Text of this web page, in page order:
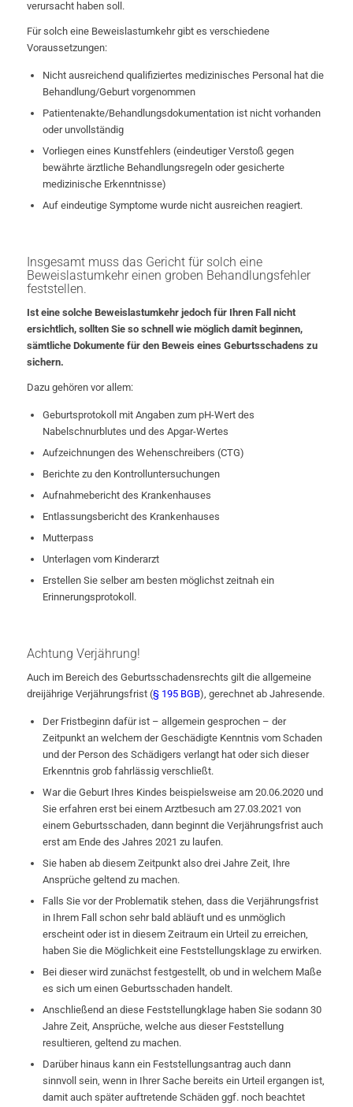
verursacht haben soll.
Für solch eine Beweislastumkehr gibt es verschiedene
Voraussetzungen:
Nicht ausreichend qualifiziertes medizinisches Personal hat die
Behandlung/Geburt vorgenommen
Patientenakte/Behandlungsdokumentation ist nicht vorhanden
oder unvollständig
Vorliegen eines Kunstfehlers (eindeutiger Verstoß gegen
bewährte ärztliche Behandlungsregeln oder gesicherte
medizinische Erkenntnisse)
Auf eindeutige Symptome wurde nicht ausreichen reagiert.
Insgesamt muss das Gericht für solch eine
Beweislastumkehr einen groben Behandlungsfehler
feststellen.
Ist eine solche Beweislastumkehr jedoch für Ihren Fall nicht
ersichtlich, sollten Sie so schnell wie möglich damit beginnen,
sämtliche Dokumente für den Beweis eines Geburtsschadens zu
sichern.
Dazu gehören vor allem:
Geburtsprotokoll mit Angaben zum pH-Wert des
Nabelschnurblutes und des Apgar-Wertes
Aufzeichnungen des Wehenschreibers (CTG)
Berichte zu den Kontrolluntersuchungen
Aufnahmebericht des Krankenhauses
Entlassungsbericht des Krankenhauses
Mutterpass
Unterlagen vom Kinderarzt
Erstellen Sie selber am besten möglichst zeitnah ein
Erinnerungsprotokoll.
Achtung Verjährung!
Auch im Bereich des Geburtsschadensrechts gilt die allgemeine
dreijährige Verjährungsfrist (§ 195 BGB), gerechnet ab Jahresende.
Der Fristbeginn dafür ist – allgemein gesprochen – der
Zeitpunkt an welchem der Geschädigte Kenntnis vom Schaden
und der Person des Schädigers verlangt hat oder sich dieser
Erkenntnis grob fahrlässig verschließt.
War die Geburt Ihres Kindes beispielsweise am 20.06.2020 und
Sie erfahren erst bei einem Arztbesuch am 27.03.2021 von
einem Geburtsschaden, dann beginnt die Verjährungsfrist auch
erst am Ende des Jahres 2021 zu laufen.
Sie haben ab diesem Zeitpunkt also drei Jahre Zeit, Ihre
Ansprüche geltend zu machen.
Falls Sie vor der Problematik stehen, dass die Verjährungsfrist
in Ihrem Fall schon sehr bald abläuft und es unmöglich
erscheint oder ist in diesem Zeitraum ein Urteil zu erreichen,
haben Sie die Möglichkeit eine Feststellungsklage zu erwirken.
Bei dieser wird zunächst festgestellt, ob und in welchem Maße
es sich um einen Geburtsschaden handelt.
Anschließend an diese Feststellungklage haben Sie sodann 30
Jahre Zeit, Ansprüche, welche aus dieser Feststellung
resultieren, geltend zu machen.
Darüber hinaus kann ein Feststellungsantrag auch dann
sinnvoll sein, wenn in Ihrer Sache bereits ein Urteil ergangen ist,
damit auch später auftretende Schäden ggf. noch beachtet